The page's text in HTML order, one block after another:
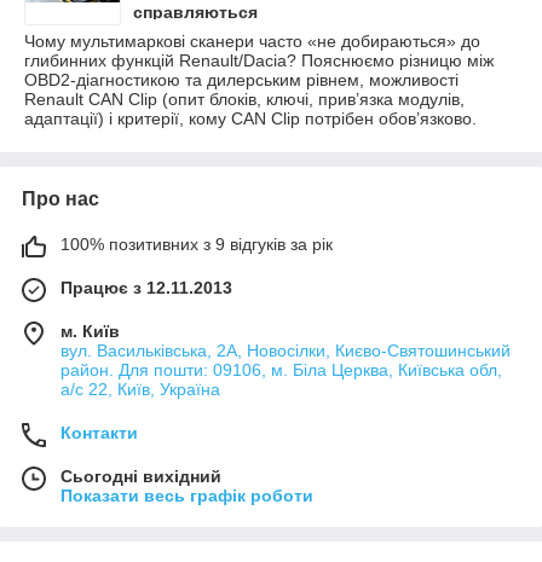
справляються
Чому мультимаркові сканери часто «не добираються» до
глибинних функцій Renault/Dacia? Пояснюємо різницю між
OBD2-діагностикою та дилерським рівнем, можливості
Renault CAN Clip (опит блоків, ключі, прив’язка модулів,
адаптації) і критерії, кому CAN Clip потрібен обов’язково.
Про нас
100% позитивних з 9 відгуків за рік
Працює з 12.11.2013
м. Київ
вул. Васильківська, 2А, Новосілки, Києво-Святошинський
район. Для пошти: 09106, м. Біла Церква, Київська обл,
а/с 22, Київ, Україна
Контакти
Сьогодні вихідний
Показати весь графік роботи